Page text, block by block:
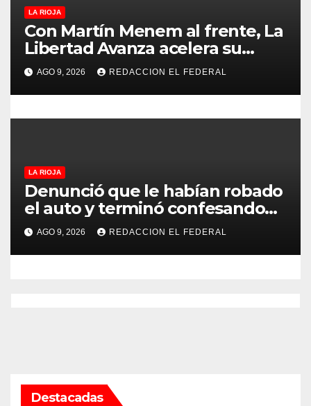
s
LA RIOJA
Con Martín Menem al frente, La
Libertad Avanza acelera su
despliegue en La Rioja y
desembarcó en Aimogasta
AGO 9, 2026 REDACCION EL FEDERAL
LA RIOJA
Denunció que le habían robado
el auto y terminó confesando
que su hermano lo empeñó por
drogas
AGO 9, 2026 REDACCION EL FEDERAL
Destacadas